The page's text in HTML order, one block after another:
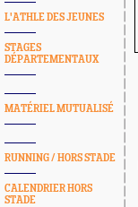
L'ATHLE DES JEUNES
STAGES
DÉPARTEMENTAUX
MATÉRIEL MUTUALISÉ
RUNNING / HORS STADE
CALENDRIER HORS
STADE